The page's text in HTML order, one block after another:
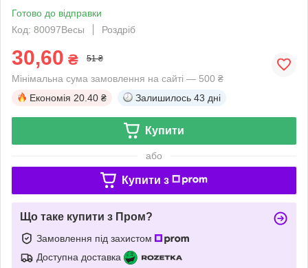
Готово до відправки
Код: 80097Весы
Роздріб
30,60 ₴ 51 ₴
Мінімальна сума замовлення на сайті — 500 ₴
Економія 20.40 ₴ Залишилось 43 дні
Купити
або
Купити з
Що таке купити з Пром?
Замовлення під захистом
Доступна доставка